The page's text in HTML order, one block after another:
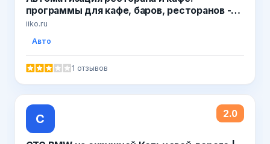
программы для кафе, баров, ресторанов -
iiko.ru
iiko.ru
Авто
1 отзывов
С 2.0